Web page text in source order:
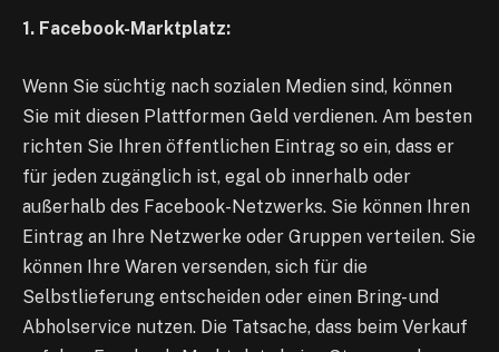
1. Facebook-Marktplatz:
Wenn Sie süchtig nach sozialen Medien sind, können
Sie mit diesen Plattformen Geld verdienen. Am besten
richten Sie Ihren öffentlichen Eintrag so ein, dass er
für jeden zugänglich ist, egal ob innerhalb oder
außerhalb des Facebook-Netzwerks. Sie können Ihren
Eintrag an Ihre Netzwerke oder Gruppen verteilen. Sie
können Ihre Waren versenden, sich für die
Selbstlieferung entscheiden oder einen Bring- und
Abholservice nutzen. Die Tatsache, dass beim Verkauf